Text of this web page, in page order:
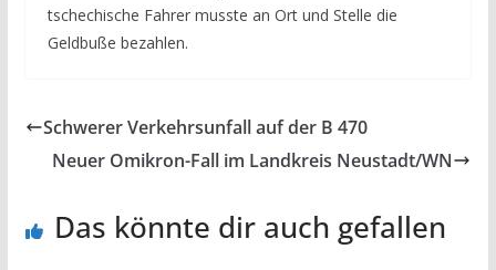
tschechische Fahrer musste an Ort und Stelle die
Geldbuße bezahlen.
Schwerer Verkehrsunfall auf der B 470
Neuer Omikron-Fall im Landkreis Neustadt/WN
Das könnte dir auch gefallen